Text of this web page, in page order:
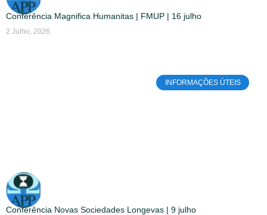
Conferência Magnifica Humanitas | FMUP | 16 julho
2 Julho, 2026
INFORMAÇÕES ÚTEIS
Conferência Novas Sociedades Longevas | 9 julho